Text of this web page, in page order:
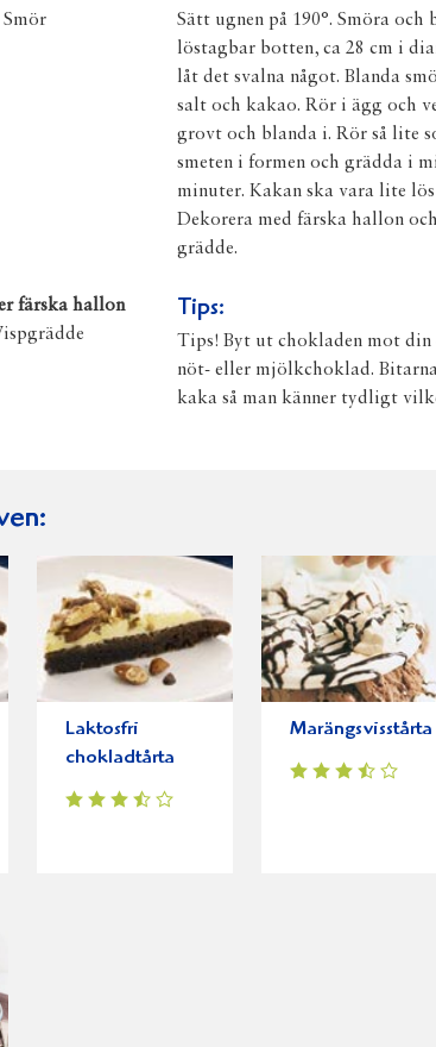
färska hallon
Sätt ugnen på 190°. Smöra och
löstagbar botten, ca 28 cm i
låt det svalna något. Blanda
salt och kakao. Rör i ägg och
grovt och blanda i. Rör så lite
smeten i formen och grädda i
minuter. Kakan ska vara lite
Dekorera med färska hallon
grädde.
Tips:
Tips! Byt ut chokladen mot
nöt- eller mjölkchoklad.
kaka så man känner tydligt
Laktosfri
chokladtårta
Marängsvisstårta